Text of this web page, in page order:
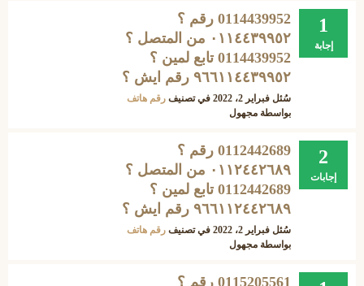
1
إجابة
0114439952 رقم ؟
٠١١٤٤۳۹۹٥۲ من المتصل ؟
0114439952 تابع لمين ؟
۹٦٦١١٤٤۳۹۹٥۲ رقم ايش ؟
سُئل فبراير 2، 2022 في تصنيف رقم هاتف
بواسطة مجهول
2
إجابات
0112442689 رقم ؟
٠١١٢٤٤٢٦٨٩ من المتصل ؟
0112442689 تابع لمين ؟
۹٦٦١١٢٤٤٢٦٨٩ رقم ايش ؟
سُئل فبراير 2، 2022 في تصنيف رقم هاتف
بواسطة مجهول
0115205561 رقم ؟